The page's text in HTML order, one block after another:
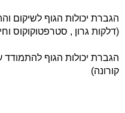
הגברת יכולות הגוף לשיקום
(דלקות גרון , סטרפטוקוקוס
הגברת יכולות הגוף
קורונה)